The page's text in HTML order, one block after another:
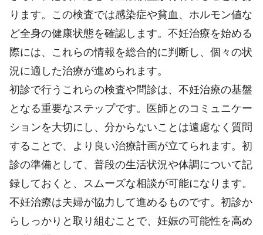
ります。この検査では感染症や貧血、ホルモン値な
ど全身の健康状態を確認します。不妊治療を始める
際には、これらの情報を総合的に判断し、個々の状
況に適した治療が進められます。
初診で行うこれらの検査や問診は、不妊治療の基盤
となる重要なステップです。医師とのコミュニケー
ションを大切にし、分からないことは遠慮なく質問
することで、より良い治療計画が立てられます。初
診の準備として、普段の生活状況や体調について記
録しておくと、スムーズな相談が可能になります。
不妊治療は夫婦が協力して進めるものです。初診か
らしっかりと取り組むことで、妊娠の可能性を高め